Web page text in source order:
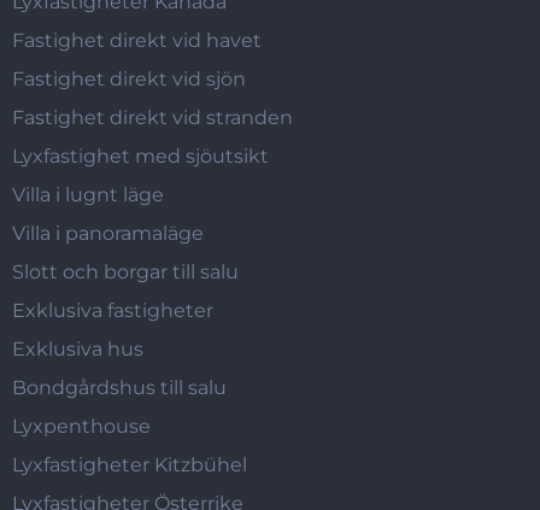
Fastighet direkt vid havet
Fastighet direkt vid sjön
Fastighet direkt vid stranden
Lyxfastighet med sjöutsikt
Villa i lugnt läge
Villa i panoramaläge
Slott och borgar till salu
Exklusiva fastigheter
Exklusiva hus
Bondgårdshus till salu
Lyxpenthouse
Lyxfastigheter Kitzbühel
Lyxfastigheter Österrike